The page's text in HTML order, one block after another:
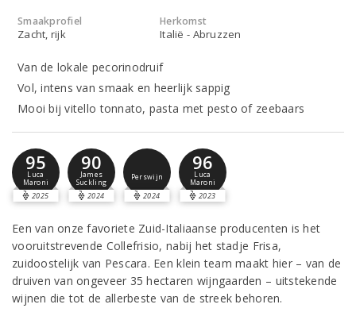
Smaakprofiel
Zacht, rijk
Herkomst
Italië - Abruzzen
Van de lokale pecorinodruif
Vol, intens van smaak en heerlijk sappig
Mooi bij vitello tonnato, pasta met pesto of zeebaars
95
Luca
Maroni
2025
90
James
Suckling
2024
Perswijn
2024
96
Luca
Maroni
2023
Een van onze favoriete Zuid-Italiaanse producenten is het
vooruitstrevende Collefrisio, nabij het stadje Frisa,
zuidoostelijk van Pescara. Een klein team maakt hier – van de
druiven van ongeveer 35 hectaren wijngaarden – uitstekende
wijnen die tot de allerbeste van de streek behoren.